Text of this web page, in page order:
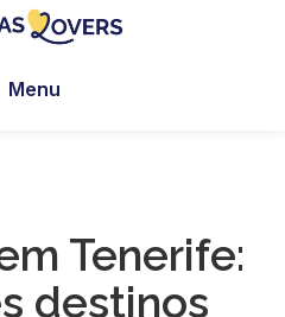
Menu
Tenerife:
destinos